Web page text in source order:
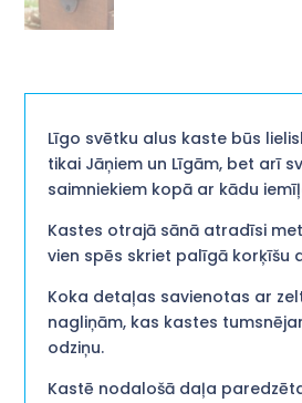
Līgo svētku alus kaste būs
tikai Jāņiem un Līgām, bet arī
saimniekiem kopā ar kādu
Kastes otrajā sānā atradīsi
vien spēs skriet palīgā korķīšu
Koka detaļas savienotas ar
nagliņām, kas kastes
odziņu.
Kastē nodalošā daļa